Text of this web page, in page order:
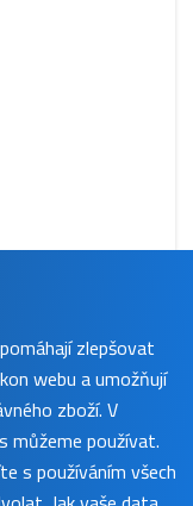
koupit
zlepšovat
webu a umožňují
zboží. V
můžeme používat.
s používáním všech